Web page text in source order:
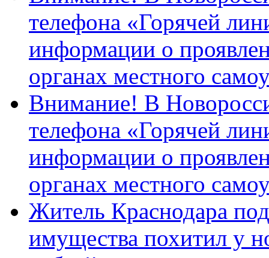
телефона «Горячей
информации о
органах местного
Внимание! В
телефона «Горячей
информации о
органах местного
Житель Краснодара
имущества похитил у